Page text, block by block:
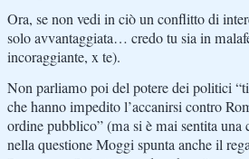
Ora, se non vedi in ciò un conflitto di
solo avvantaggiata… credo tu sia in
incoraggiante, x te).
Non parliamo poi del potere dei politici
che hanno impedito l’accanirsi contro
ordine pubblico” (ma si è mai sentita una
nella questione Moggi spunta anche il